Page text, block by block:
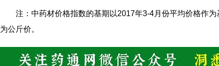
注：中药材价格指数的基期以2017年3-4月份平均价格作
为公斤价。